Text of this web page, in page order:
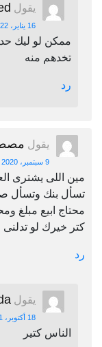
يقول
16 يناير، 2022 الساعة 3:36 م
ممكن لو ليك
تخدهم منه
رد
يقول
9 سبتمبر، 2020 الساعة 7:00 م
مين اللى يشترى
تسأل بنك وتسأل
محتاج ابيع مبلغ
كتر خيرك لو تدلنى
رد
يقول
18 أكتوبر، 2021 الساعة 8:56 ص
الناس كتير